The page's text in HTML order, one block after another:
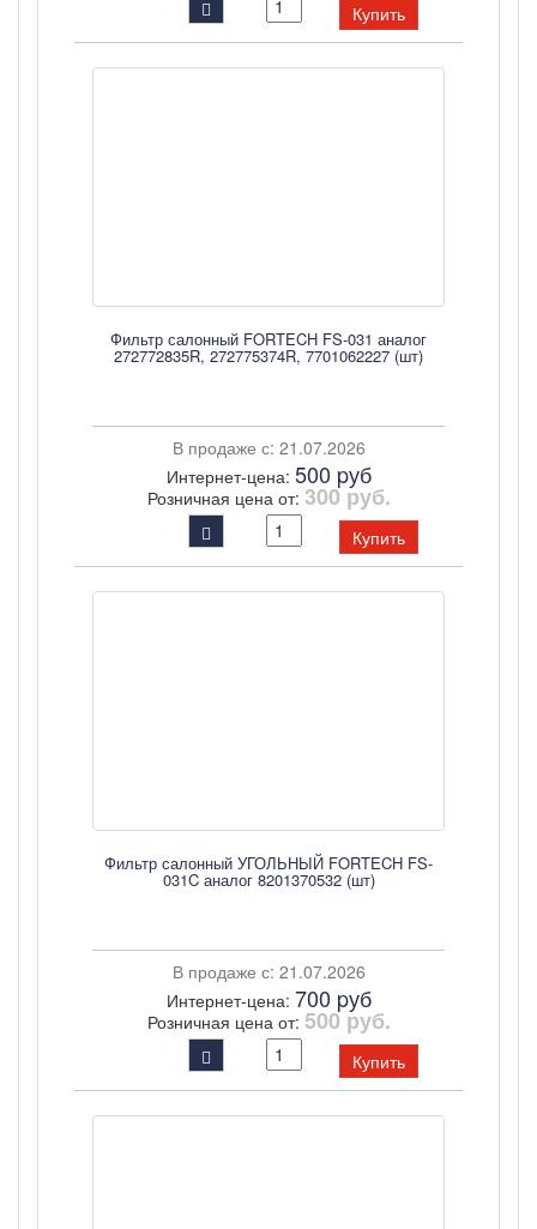
Купить
Фильтр салонный FORTECH FS-031 аналог
272772835R, 272775374R, 7701062227 (шт)
В продаже с: 21.07.2026
Интернет-цена: 500 pуб
Розничная цена от: 300 руб.
Купить
Фильтр салонный УГОЛЬНЫЙ FORTECH FS-
031C аналог 8201370532 (шт)
В продаже с: 21.07.2026
Интернет-цена: 700 pуб
Розничная цена от: 500 руб.
Купить